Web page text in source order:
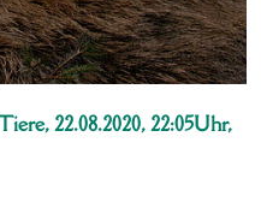
22.08.2020, 22:05Uhr,